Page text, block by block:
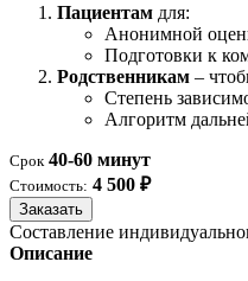
Пациентам для:
Анонимной
Подготовки к
Родственникам –
Степень
Алгоритм
Срок 40-60 минут
Стоимость: 4 500 ₽
Заказать
Составление
Описание